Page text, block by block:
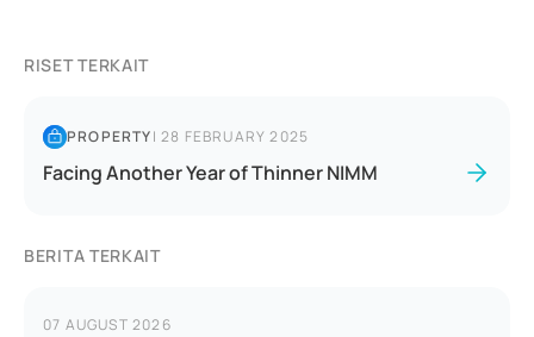
RISET TERKAIT
PROPERTY|28 FEBRUARY 2025
Facing Another Year of Thinner NIMM
BERITA TERKAIT
07 AUGUST 2026